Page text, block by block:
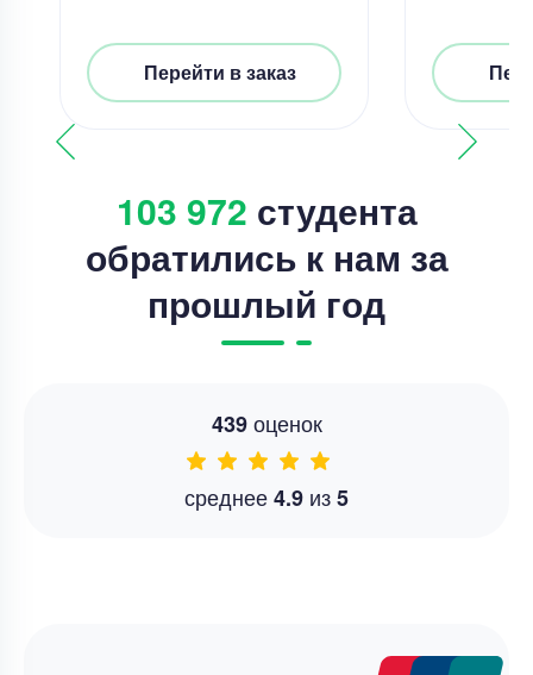
Перейти в заказ
103 972 студента
обратились к нам за
прошлый год
439оценок
среднее4.9 из5